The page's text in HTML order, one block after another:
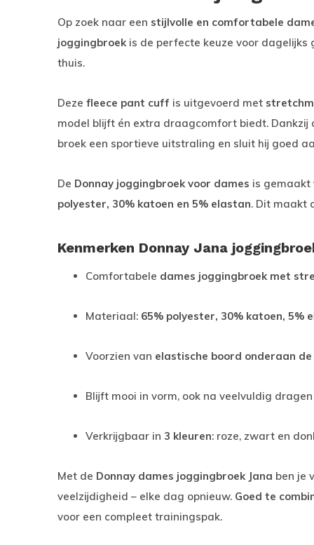
Op zoek naar een stijlvolle en comfortabele
joggingbroekis de perfecte keuze voor dagelijks
thuis.
Deze fleece pant cuff is uitgevoerd met
model blijft én extra draagcomfort biedt. Dankzij
broek een sportieve uitstraling en sluit hij goed
De Donnay joggingbroek voor dames is gemaakt
polyester, 30% katoen en 5% elastan. Dit maakt
Kenmerken Donnay Jana
Comfortabele dames joggingbroek met
Materiaal: 65% polyester, 30% katoen, 5%
Voorzien van elastische boord onderaan de
Blijft mooi in vorm, ook na veelvuldig dragen
Verkrijgbaar in 3 kleuren: roze, zwart en
Met de Donnay dames joggingbroek Jana ben je
veelzijdigheid – elke dag opnieuw. Goed te
voor een compleet trainingspak.